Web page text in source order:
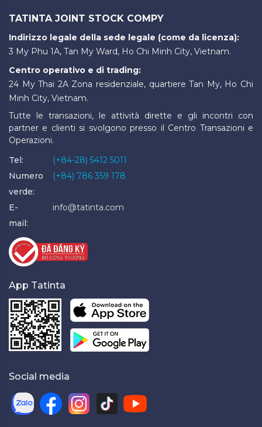
TATINTA JOINT STOCK COMPY
Indirizzo legale della sede legale (come da licenza):
3 My Phu 1A, Tan My Ward, Ho Chi Minh City, Vietnam.
Centro operativo e di trading:
24 My Thai 2A Zona residenziale, quartiere Tan My, Ho Chi
Minh City, Vietnam.
Tutte le transazioni, le attività dirette e gli incontri con
partner e clienti si svolgono presso il Centro Transazioni e
Operazioni.
Tel:
(+84-28) 5412 5011
Numero
verde:
(+84) 786 359 178
E-
mail:
info@tatinta.com
App Tatinta
Social media